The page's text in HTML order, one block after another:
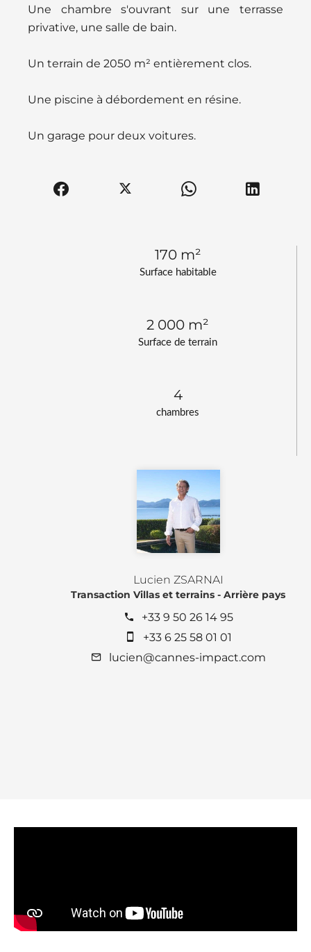
Surface habitable
170 m²
Surface de terrain
2 000 m²
chambres
4
Lucien ZSARNAI
Transaction Villas et terrains - Arrière pays
+33 9 50 26 14 95
+33 6 25 58 01 01
lucien@cannes-impact.com
Une chambre s'ouvrant sur une terrasse
privative, une salle de bain.
Un terrain de 2050 m² entièrement clos.
Une piscine à débordement en résine.
Un garage pour deux voitures.